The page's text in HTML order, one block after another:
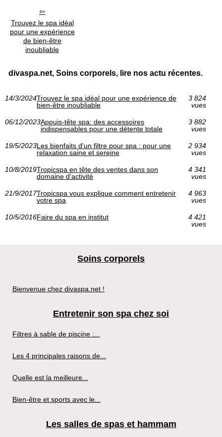
Trouvez le spa idéal
pour une expérience
de bien-être
inoubliable
divaspa.net, Soins corporels, lire nos actu récentes.
14/3/2024Trouvez le spa idéal pour une expérience de
bien-être inoubliable
3 824
vues
06/12/2023Appuis-tête spa: des accessoires
indispensables pour une détente totale
3 882
vues
19/5/2023Les bienfaits d'un filtre pour spa : pour une
relaxation saine et sereine
2 934
vues
10/8/2019Tropicspa en tête des ventes dans son
domaine d'activité
4 341
vues
21/9/2017Tropicspa vous explique comment entretenir
votre spa
4 963
vues
10/5/2016Faire du spa en institut
4 421
vues
Soins corporels
Bienvenue chez divaspa.net !
Entretenir son spa chez soi
Filtres à sable de piscine :...
Les 4 principales raisons de...
Quelle est la meilleure...
Bien-être et sports avec le...
Les salles de spas et hammam